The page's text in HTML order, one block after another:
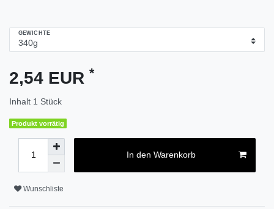
GEWICHTE
2,54 EUR *
Inhalt 1 Stück
Produkt vorrätig
In den Warenkorb
Wunschliste